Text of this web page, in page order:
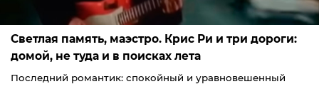
Светлая память, маэстро. Крис Ри и три дороги:
домой, не туда и в поисках лета
Последний романтик: спокойный и уравновешенный